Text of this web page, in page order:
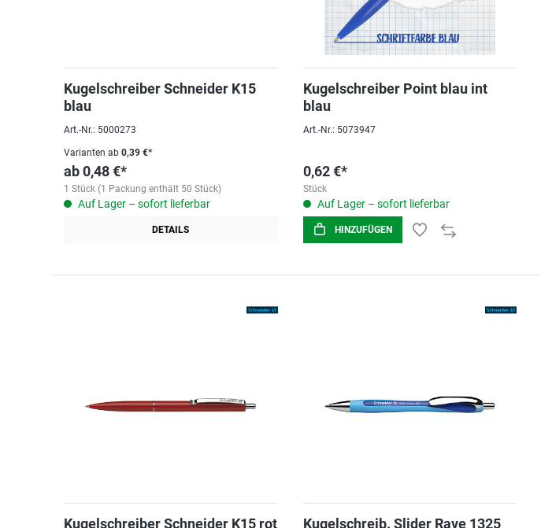
Kugelschreiber Schneider K15
blau
Art.-Nr.: 5000273
Varianten ab 0,39 €*
ab0,48 €*
1 Stück (1 Packung enthält 50 Stück)
Auf Lager – sofort lieferbar
DETAILS
Kugelschreiber Point blau int
blau
Art.-Nr.: 5073947
0,62 €*
Stück
Auf Lager – sofort lieferbar
HINZUFÜGEN
Kugelschreiber Schneider K15 rot
Kugelschreib. Slider Rave 1325